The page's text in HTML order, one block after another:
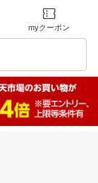
myクーポン